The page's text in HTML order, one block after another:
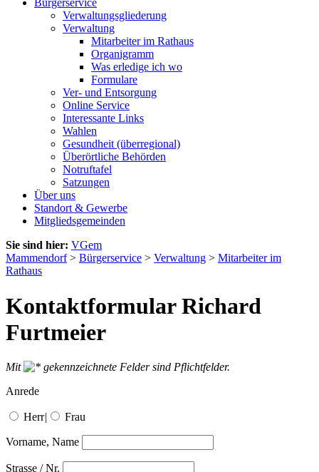
Bürgerservice
Verwaltungsgliederung
Verwaltung
Mitarbeiter im Rathaus
Organigramm
Was erledige ich wo
Formulare
Ver- und Entsorgung
Online Service
Interessante Links
Wahlen
Gesundheit (überregional)
Überörtliche Behörden
Notruftafel
Satzungen
Über uns
Standort & Gewerbe
Mitgliedsgemeinden
Sie sind hier: VGem
Mammendorf> Bürgerservice > Verwaltung > Mitarbeiter im
Rathaus
Kontaktformular Richard
Furtmeier
Mit
gekennzeichnete Felder sind Pflichtfelder.
Anrede
Herr| Frau
Vorname, Name
Strasse / Nr.